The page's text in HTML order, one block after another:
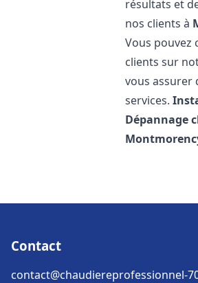
résultats et
nos clients à
Vous pouvez
clients sur
vous assurer
services.
Dépannage
Contact
contact@chaudiereprofessionnel-